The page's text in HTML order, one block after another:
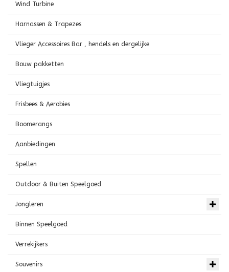
Wind Turbine
Harnassen & Trapezes
Vlieger Accessoires Bar , hendels en dergelijke
Bouw pakketten
Vliegtuigjes
Frisbees & Aerobies
Boomerangs
Aanbiedingen
Spellen
Outdoor & Buiten Speelgoed
Jongleren
Binnen Speelgoed
Verrekijkers
Souvenirs